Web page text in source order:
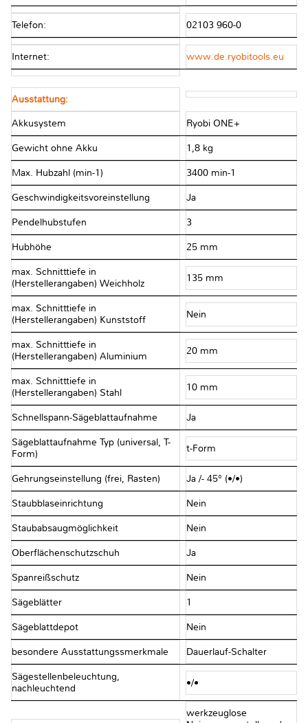
Telefon: 02103 960-0
Internet: www.de.ryobitools.eu
Ausstattung:
Akkusystem Ryobi ONE+
Gewicht ohne Akku 1,8 kg
Max. Hubzahl (min-1) 3400 min-1
Geschwindigkeitsvoreinstellung Ja
Pendelhubstufen 3
Hubhöhe 25 mm
max. Schnitttiefe in
(Herstellerangaben) Weichholz
135 mm
max. Schnitttiefe in
(Herstellerangaben) Kunststoff
Nein
max. Schnitttiefe in
(Herstellerangaben) Aluminium
20 mm
max. Schnitttiefe in
(Herstellerangaben) Stahl
10 mm
Schnellspann-Sägeblattaufnahme Ja
Sägeblattaufnahme Typ (universal, T-
Form)
t-Form
Gehrungseinstellung (frei, Rasten) Ja /- 45° (•/•)
Staubblaseinrichtung Nein
Staubabsaugmöglichkeit Nein
Oberflächenschutzschuh Ja
Spanreißschutz Nein
Sägeblätter 1
Sägeblattdepot Nein
besondere Ausstattungssmerkmale Dauerlauf-Schalter
Sägestellenbeleuchtung,
nachleuchtend
•/•
werkzeuglose